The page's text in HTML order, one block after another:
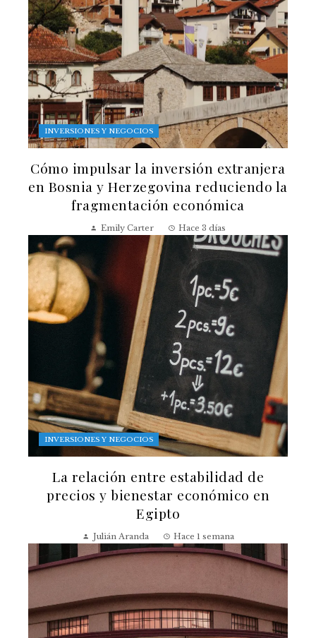
INVERSIONES Y NEGOCIOS
Cómo impulsar la inversión extranjera
en Bosnia y Herzegovina reduciendo la
fragmentación económica
Emily Carter Hace 3 días
INVERSIONES Y NEGOCIOS
La relación entre estabilidad de
precios y bienestar económico en
Egipto
Julián Aranda Hace 1 semana